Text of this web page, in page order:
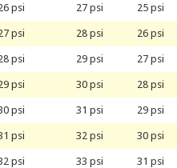
psi 27 psi 25 psi
psi 28 psi 26 psi
psi 29 psi 27 psi
psi 30 psi 28 psi
psi 31 psi 29 psi
psi 32 psi 30 psi
psi 33 psi 31 psi